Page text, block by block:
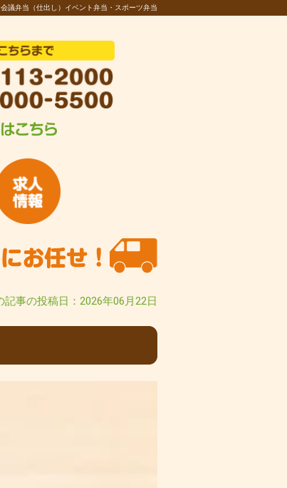
議弁当（仕出し）イベント弁当・スポーツ弁当
記事の投稿日：2026年06月22日